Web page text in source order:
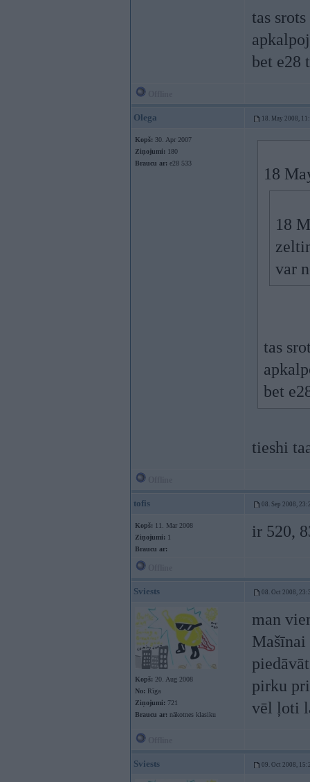
tas
bet e28
Olega 18. May 2008,
Kopš: 30. Apr 2007
Ziņojumi: 180
Braucu ar: e28 533
18
18
var
tas
bet
tieshi
tofis 08. Sep 2008,
Kopš: 11. Mar 2008
Ziņojumi: 1
Braucu ar:
ir 520,
Sviests 08. Oct 2008,
Kopš: 20. Aug 2008
No: Rīga
Ziņojumi: 721
Braucu ar: nākotnes klasiku
man
pirku
vēl ļoti
Sviests 09. Oct 2008,